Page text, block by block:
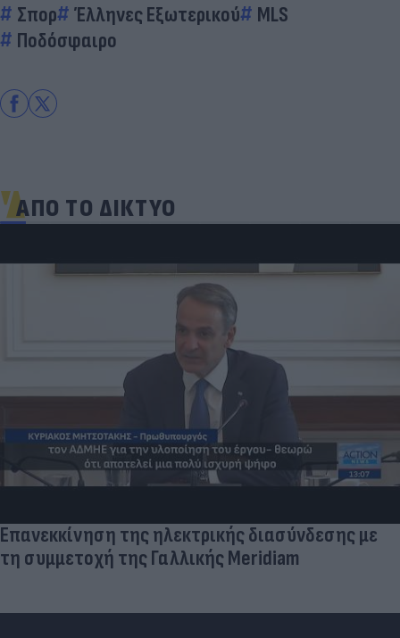
Σπορ Έλληνες Εξωτερικού
MLS
Ποδόσφαιρο
ΑΠΟ ΤΟ ΔΙΚΤΥΟ
Επανεκκίνηση της ηλεκτρικής διασύνδεσης με
τη συμμετοχή της Γαλλικής Meridiam